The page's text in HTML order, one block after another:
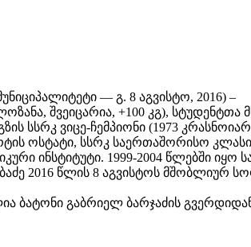
— გ. 8 აგვისტო, 2016) –
შვეიცარია, +100 კგ),
სსრკ ვიცე-ჩემპიონი (1973
ოსტატი, სსრკ საერთაშორისო
ინსტიტუტი. 1999-2004 წლებში იყო
2016 წლის 8 აგვისტოს
გაბრიელ ბარჯაძის